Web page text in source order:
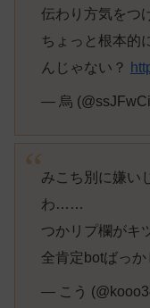
伝わり方気をつ
ちょっと根本的
んじゃない？
— 烏
みこち別に嫌い
わ……
つかリプ欄がキ
全肯定botばっか
— こう